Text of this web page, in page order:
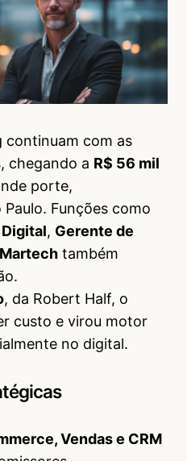
continuam com as
chegando a R$ 56 mil
porte,
Funções como
, Gerente de
também
, da Robert Half, o
custo e virou motor
no digital.
Vendas e CRM